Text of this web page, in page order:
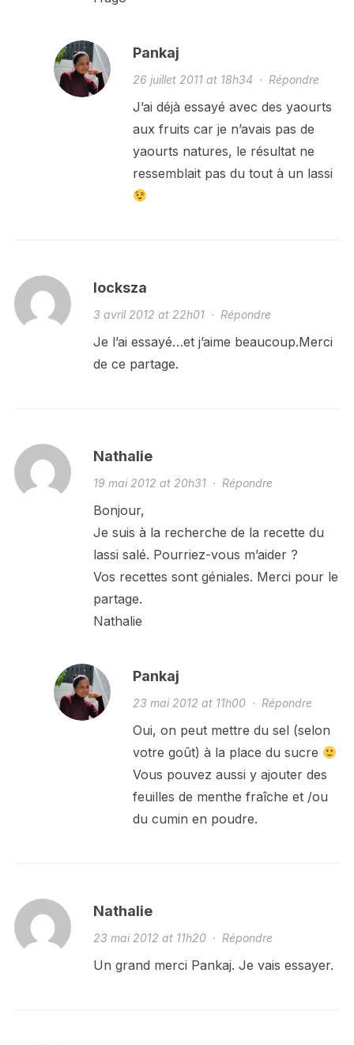
Pankaj
26 juillet 2011 at 18h34 · Répondre
J’ai déjà essayé avec des yaourts
aux fruits car je n’avais pas de
yaourts natures, le résultat ne
ressemblait pas du tout à un lassi
locksza
3 avril 2012 at 22h01· Répondre
Je l’ai essayé…et j’aime beaucoup.Merci
de ce partage.
Nathalie
19 mai 2012 at 20h31· Répondre
Bonjour,
Je suis à la recherche de la recette du
lassi salé. Pourriez-vous m’aider ?
Vos recettes sont géniales. Merci pour le
partage.
Nathalie
Pankaj
23 mai 2012 at 11h00· Répondre
Oui, on peut mettre du sel (selon
votre goût) à la place du sucre
Vous pouvez aussi y ajouter des
feuilles de menthe fraîche et /ou
du cumin en poudre.
Nathalie
23 mai 2012 at 11h20· Répondre
Un grand merci Pankaj. Je vais essayer.